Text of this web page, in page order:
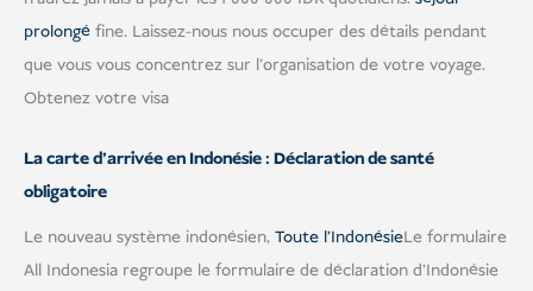
prolongé fine. Laissez-nous nous occuper des détails pendant
que vous vous concentrez sur l'organisation de votre voyage.
Obtenez votre visa
La carte d'arrivée en Indonésie : Déclaration de santé
obligatoire
Le nouveau système indonésien, Toute l'IndonésieLe formulaire
All Indonesia regroupe le formulaire de déclaration d'Indonésie